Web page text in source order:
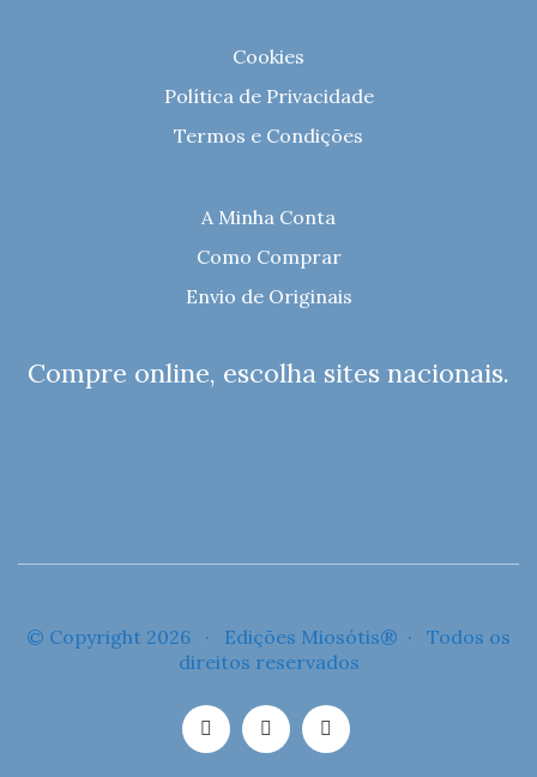
Cookies
Política de Privacidade
Termos e Condições
A Minha Conta
Como Comprar
Envio de Originais
Compre online, escolha sites nacionais.
© Copyright 2026 · Edições Miosótis® · Todos os
direitos reservados